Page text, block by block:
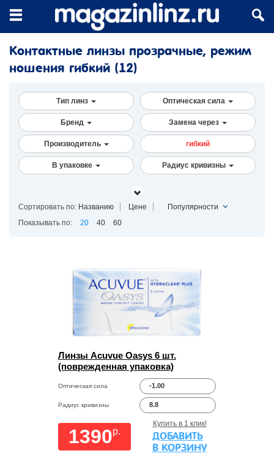
Контактные линзы прозрачные, режим
ношения гибкий (12)
Тип линз Оптическая сила
Бренд Замена через
Производитель гибкий
В упаковке Радиус кривизны
Сортировать по: Названию Цене
Популярности
Показывать по:
20 40 60
Линзы Acuvue Oasys 6 шт.
(поврежденная упаковка)
Оптическая сила -1.00
Радиус кривизны 8.8
1390p.
Купить в 1 клик!
ДОБАВИТЬ
В КОРЗИНУ